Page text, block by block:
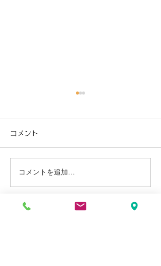
18歳未満を使用するとき
コメント
コメントを追加…